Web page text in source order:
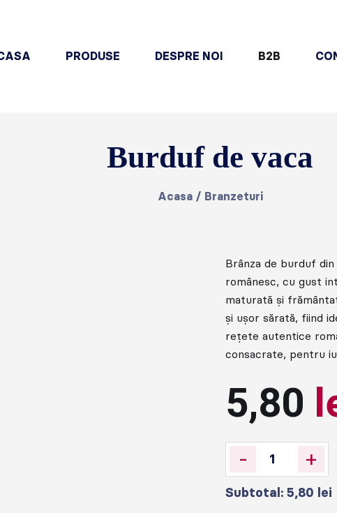
PRODUSE DESPRE NOI B2B
Burduf de vaca
Acasa/ Branzeturi
Brânza de burduf
românesc, cu gust
maturată și
și ușor sărată, fiind
rețete autentice
consacrate, pentru
5,80
- +
Subtotal:5,80 lei